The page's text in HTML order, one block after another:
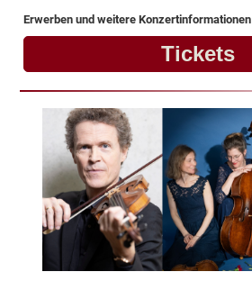
Erwerben und weitere Konzertinformationen
Tickets